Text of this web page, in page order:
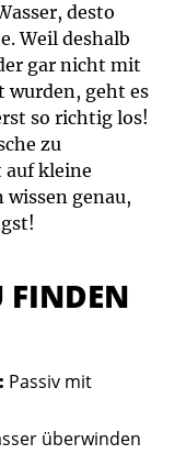
desto
Weil deshalb
gar nicht mit
wurden, geht es
so richtig los!
zu
auf kleine
wissen genau,
FINDEN
Passiv mit
überwinden